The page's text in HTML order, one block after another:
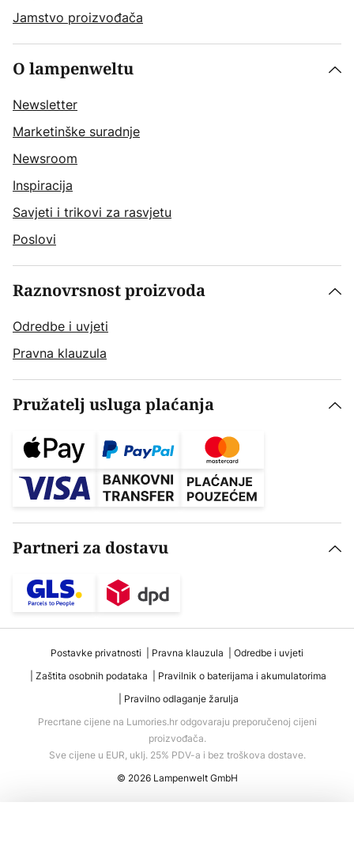
Jamstvo proizvođača
O lampenweltu
Newsletter
Marketinške suradnje
Newsroom
Inspiracija
Savjeti i trikovi za rasvjetu
Poslovi
Raznovrsnost proizvoda
Odredbe i uvjeti
Pravna klauzula
Pružatelj usluga plaćanja
Partneri za dostavu
Postavke privatnosti Pravna klauzula
Odredbe i uvjeti
Zaštita osobnih podataka
Pravilnik o baterijama i akumulatorima
Pravilno odlaganje žarulja
Precrtane cijene na Lumories.hr odgovaraju preporučenoj cijeni
proizvođača.
Sve cijene u EUR, uklj. 25% PDV-a i bez troškova dostave.
© 2026 Lampenwelt GmbH